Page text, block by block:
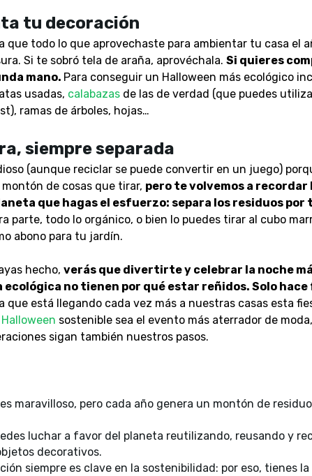
tu decoración
que todo lo que aprovechaste para ambientar tu casa el
Si te sobró tela de araña, aprovéchala. Si quieres
mano. Para conseguir un Halloween más ecológico i
usadas, calabazasde las de verdad (que puedes
ramas de árboles, hojas…
siempre separada
(aunque reciclar se puede convertir en un juego)
de cosas que tirar, pero te volvemos a recordar
que hagas el esfuerzo: separa los residuos por
parte, todo lo orgánico, o bien lo puedes tirar al cubo
abono para tu jardín.
hecho, verás que divertirte y celebrar la noche
ecológica no tienen por qué estar reñidos. Solo
que está llegando cada vez más a nuestras casas esta
Halloween sostenible sea el evento más aterrador de
sigan también nuestros pasos.
maravilloso, pero cada año genera un montón de
luchar a favor del planeta reutilizando, reusando y
decorativos.
siempre es clave en la sostenibilidad: por eso, tienes